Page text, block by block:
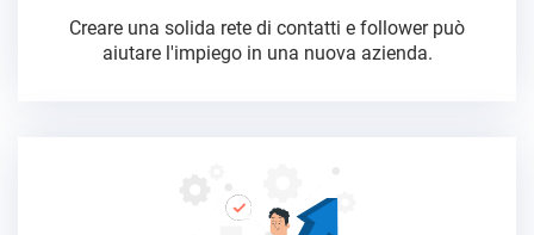
Creare una solida rete di contatti e follower può
aiutare l'impiego in una nuova azienda.